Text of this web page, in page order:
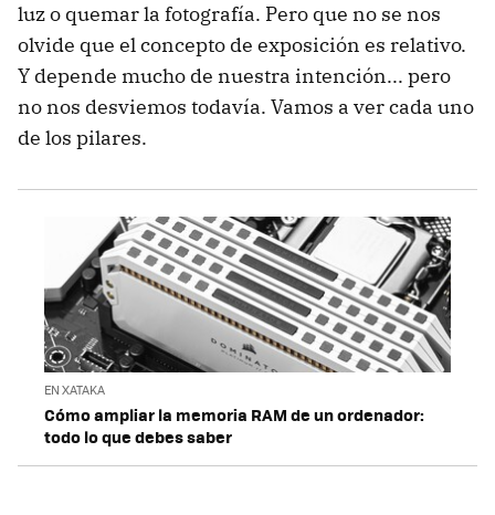
luz o quemar la fotografía. Pero que no se nos
olvide que el concepto de exposición es relativo.
Y depende mucho de nuestra intención... pero
no nos desviemos todavía. Vamos a ver cada uno
de los pilares.
EN XATAKA
Cómo ampliar la memoria RAM de un ordenador:
todo lo que debes saber